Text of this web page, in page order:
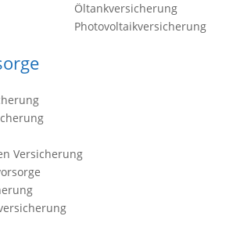
Öltankversicherung
Photovoltaikversicherung
Versicherung